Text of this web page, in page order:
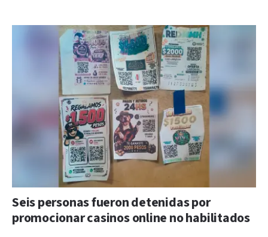
Seis personas fueron detenidas por
promocionar casinos online no habilitados